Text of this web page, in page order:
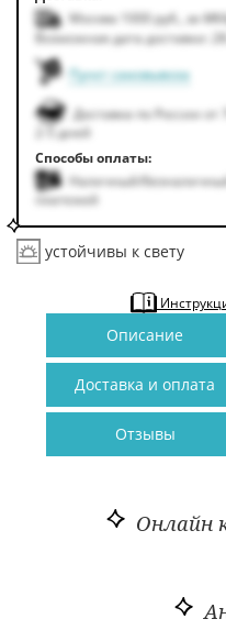
Москва 1000руб. за
Возможная дата доставки:
Пункт самовывоза
Доставка по России от
2-5 дней
Способы оплаты:
Наличный/
платежей
устойчивы к свету
Описание
Доставка и оплата
Отзывы
Онлайн